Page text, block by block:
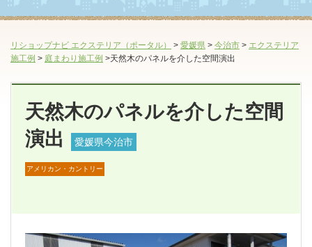
リショップナビ エクステリア（ポータル） > 愛媛県 > 今治市 > エクステリア
施工例 > 庭まわり施工例 >天然木のパネルを介した空間演出
天然木のパネルを介した空間
演出
愛媛県今治市
アメリカン・カントリー